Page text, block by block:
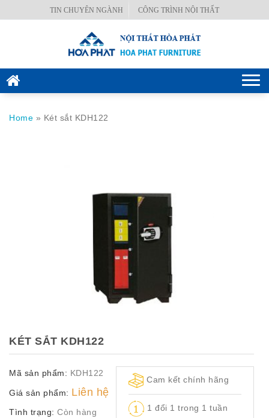
TIN CHUYÊN NGÀNH CÔNG TRÌNH NỘI THẤT
VĂN
MÃ
CH.
SÁCH
Q.
Home » Két sắt KDH122
KÉT SẮT KDH122
Mã sản phẩm: KDH122
Giá sản phẩm: Liên hệ
Tình trạng: Còn hàng
Cam kết chính hãng
1 đổi 1 trong 1 tuần